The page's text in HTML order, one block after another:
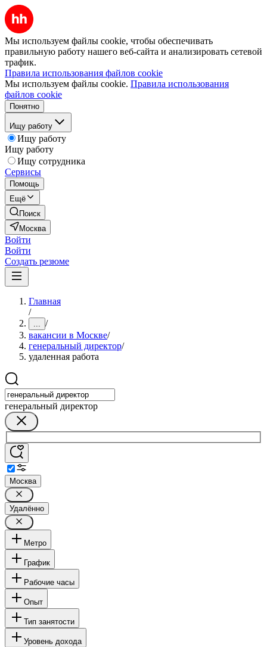
Мы используем файлы cookie, чтобы обеспечивать
правильную работу нашего веб-сайта и анализировать сетевой
трафик.
Правила использования файлов cookie
Мы используем файлы cookie. Правила использования
файлов cookie
Понятно
Ищу работу
Ищу работу
Ищу работу
Ищу сотрудника
Сервисы
Помощь
Ещё
Поиск
Москва
Войти
Войти
Создать резюме
Главная
/
... /
вакансии в Москве/
генеральный директор/
удаленная работа
генеральный директор
Москва
Удалённо
Метро
График
Рабочие часы
Опыт
Тип занятости
Уровень дохода